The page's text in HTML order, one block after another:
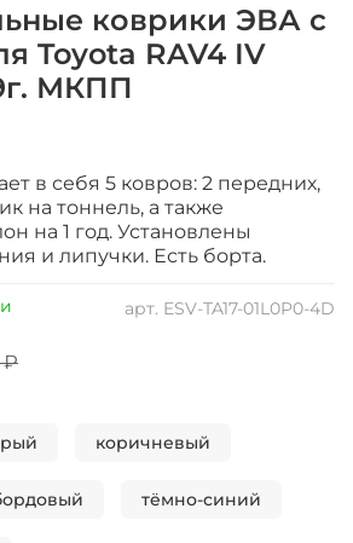
арт. ESV-TA17-01L0P0-4D
коврики ЭВА с
Toyota RAV4 IV
МКПП
₽
коричневый
тёмно-синий
в себя 5 ковров: 2 передних,
на тоннель, а также
на 1 год. Установлены
и липучки. Есть борта.